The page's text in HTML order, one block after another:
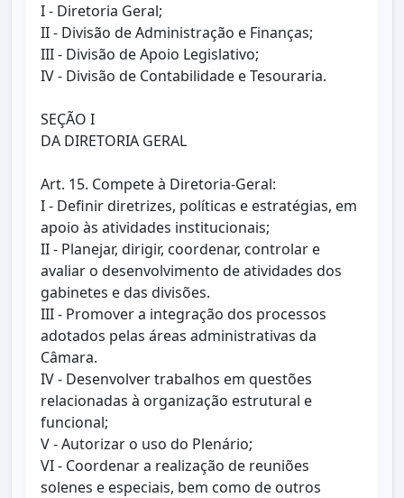
I - Diretoria Geral;
II - Divisão de Administração e Finanças;
III - Divisão de Apoio Legislativo;
IV - Divisão de Contabilidade e Tesouraria.
SEÇÃO I
DA DIRETORIA GERAL
Art. 15. Compete à Diretoria-Geral:
I - Definir diretrizes, políticas e estratégias, em
apoio às atividades institucionais;
II - Planejar, dirigir, coordenar, controlar e
avaliar o desenvolvimento de atividades dos
gabinetes e das divisões.
III - Promover a integração dos processos
adotados pelas áreas administrativas da
Câmara.
IV - Desenvolver trabalhos em questões
relacionadas à organização estrutural e
funcional;
V - Autorizar o uso do Plenário;
VI - Coordenar a realização de reuniões
solenes e especiais, bem como de outros